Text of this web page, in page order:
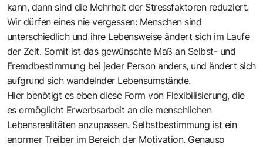
kann, dann sind die Mehrheit der Stressfaktoren reduziert.
Wir dürfen eines nie vergessen: Menschen sind
unterschiedlich und ihre Lebensweise ändert sich im Laufe
der Zeit. Somit ist das gewünschte Maß an Selbst- und
Fremdbestimmung bei jeder Person anders, und ändert sich
aufgrund sich wandelnder Lebensumstände.
Hier benötigt es eben diese Form von Flexibilisierung, die
es ermöglicht Erwerbsarbeit an die menschlichen
Lebensrealitäten anzupassen. Selbstbestimmung ist ein
enormer Treiber im Bereich der Motivation. Genauso